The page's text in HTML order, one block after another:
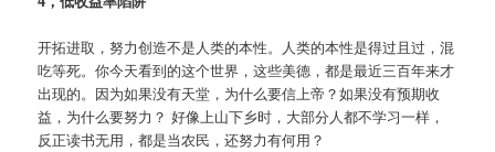
开拓进取，努力创造不是人类的本性。人类的本性是得过且过，混
吃等死。你今天看到的这个世界，这些美德，都是最近三百年来才
出现的。因为如果没有天堂，为什么要信上帝？如果没有预期收
益，为什么要努力？ 好像上山下乡时，大部分人都不学习一样，
反正读书无用，都是当农民，还努力有何用？